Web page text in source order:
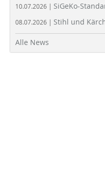
10.07.2026 | SiGeKo-
08.07.2026 | Stihl und
Alle News